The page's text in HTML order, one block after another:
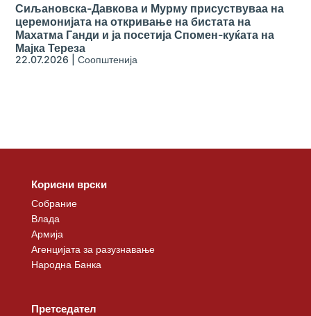
Сиљановска-Давкова и Мурму присуствуваа на
церемонијата на откривање на бистата на
Махатма Ганди и ја посетија Спомен-куќата на
Мајка Тереза
22.07.2026 |Соопштенија
Корисни врски
Собрание
Влада
Армија
Агенцијата за разузнавање
Народна Банка
Претседател